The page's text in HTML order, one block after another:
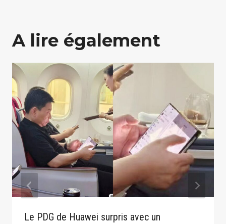
A lire également
Le PDG de Huawei surpris avec un